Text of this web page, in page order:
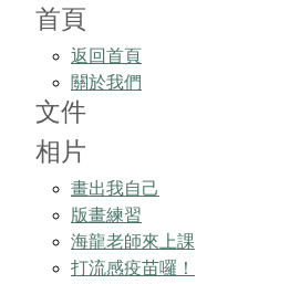
首頁
返回首頁
關於我們
文件
相片
畫出我自己
版畫練習
海龍老師來上課
打流感疫苗囉！